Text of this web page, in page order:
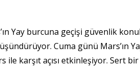
Yay burcuna geçişi güvenlik
Cuma günü Mars’ın
karşıt açısı etkinleşiyor. Sert bir